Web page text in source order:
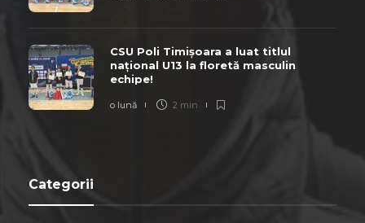
CSU Poli Timișoara a luat titlul
național U13 la floretă masculin
echipe!
o lună 2 min
Categorii